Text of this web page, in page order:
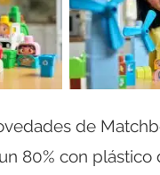
de
80% con plástico